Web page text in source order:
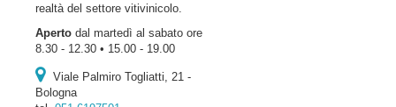
realtà del settore vitivinicolo.
Aperto dal martedì al sabato ore
8.30 - 12.30 • 15.00 - 19.00
Viale Palmiro Togliatti, 21 -
Bologna